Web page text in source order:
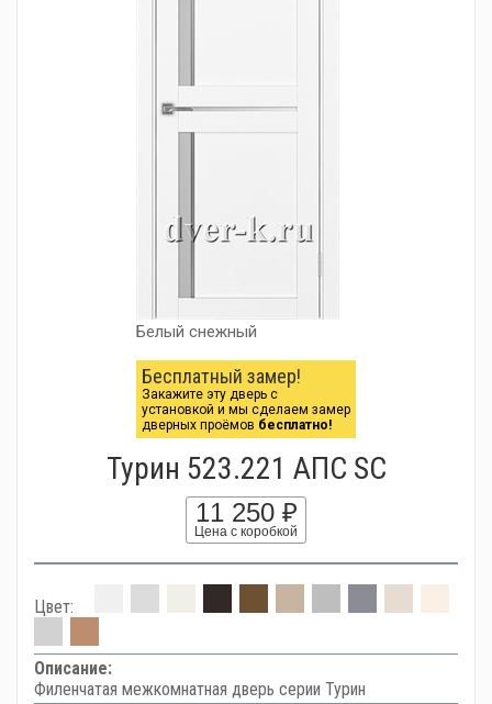
Белый снежный
Бесплатный замер!
Закажите эту дверь с
установкой и мы сделаем замер
дверных проёмов бесплатно!
Турин 523.221 АПС SC
11 250 ₽
Цена с коробкой
Цвет:
Описание:
Филенчатая межкомнатная дверь серии Турин